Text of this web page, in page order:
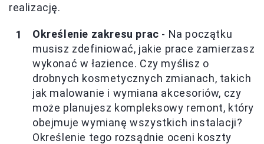
realizację.
Określenie zakresu prac - Na początku
musisz zdefiniować, jakie prace zamierzasz
wykonać w łazience. Czy myślisz o
drobnych kosmetycznych zmianach, takich
jak malowanie i wymiana akcesoriów, czy
może planujesz kompleksowy remont, który
obejmuje wymianę wszystkich instalacji?
Określenie tego rozsądnie oceni koszty